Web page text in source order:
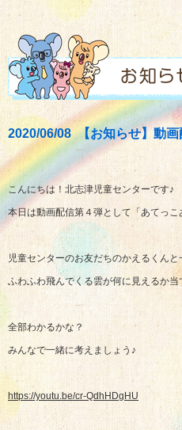
2020/06/08 【お知らせ】動画
こんにちは！北志津児童センターです♪
本日は動画配信第４弾として「あてっこ
児童センターのお友だちのかえるくんと
ふわふわ飛んでくる雲が何に見えるか
全部わかるかな？
みんなで一緒に考えましょう♪
https://youtu.be/cr-QdhHDgHU